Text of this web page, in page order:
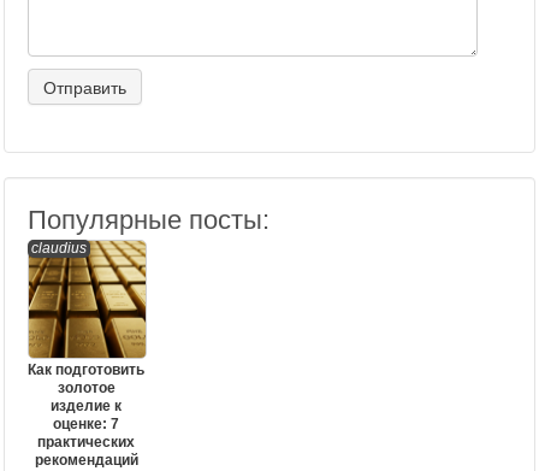
Популярные посты:
claudius
Как подготовить
золотое
изделие к
оценке: 7
практических
рекомендаций